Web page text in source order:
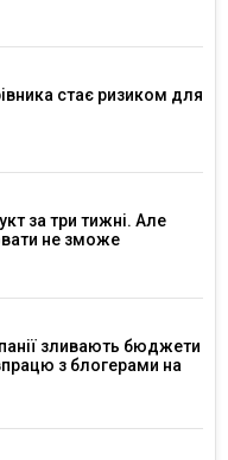
стає ризиком для
за три тижні. Але
не зможе
зливають бюджети
з блогерами на